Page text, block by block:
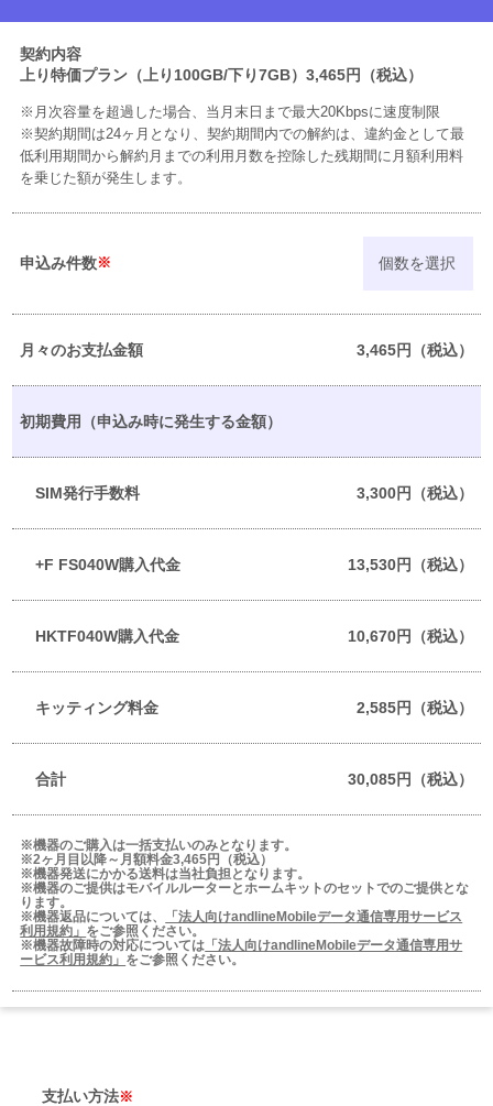
契約内容
上り特価プラン（上り100GB/下り7GB）3,465円（税込）
※月次容量を超過した場合、当月末日まで最大20Kbpsに速度制限
※契約期間は24ヶ月となり、契約期間内での解約は、違約金として最
低利用期間から解約月までの利用月数を控除した残期間に月額利用料
を乗じた額が発生します。
申込み件数※
月々のお支払金額 3,465円（税込）
初期費用（申込み時に発生する金額）
SIM発行手数料 3,300円（税込）
+F FS040W購入代金 13,530円（税込）
HKTF040W購入代金 10,670円（税込）
キッティング料金 2,585円（税込）
合計 30,085円（税込）
※機器のご購入は一括支払いのみとなります。
※2ヶ月目以降～月額料金3,465円（税込）
※機器発送にかかる送料は当社負担となります。
※機器のご提供はモバイルルーターとホームキットのセットでのご提供とな
ります。
※機器返品については、
「法人向けandlineMobileデータ通信専用サービス
利用規約」 をご参照ください。
※機器故障時の対応については 「法人向けandlineMobileデータ通信専用サ
ービス利用規約」 をご参照ください。
支払い方法※